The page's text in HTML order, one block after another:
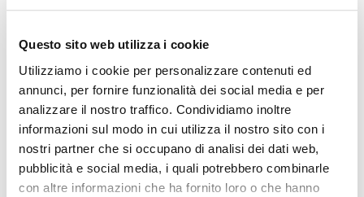
Questo sito web utilizza i cookie
Utilizziamo i cookie per personalizzare contenuti ed
annunci, per fornire funzionalità dei social media e per
analizzare il nostro traffico. Condividiamo inoltre
informazioni sul modo in cui utilizza il nostro sito con i
nostri partner che si occupano di analisi dei dati web,
pubblicità e social media, i quali potrebbero combinarle
con altre informazioni che ha fornito loro o che hanno